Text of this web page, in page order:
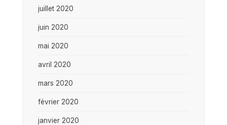
juillet 2020
juin 2020
mai 2020
avril 2020
mars 2020
février 2020
janvier 2020